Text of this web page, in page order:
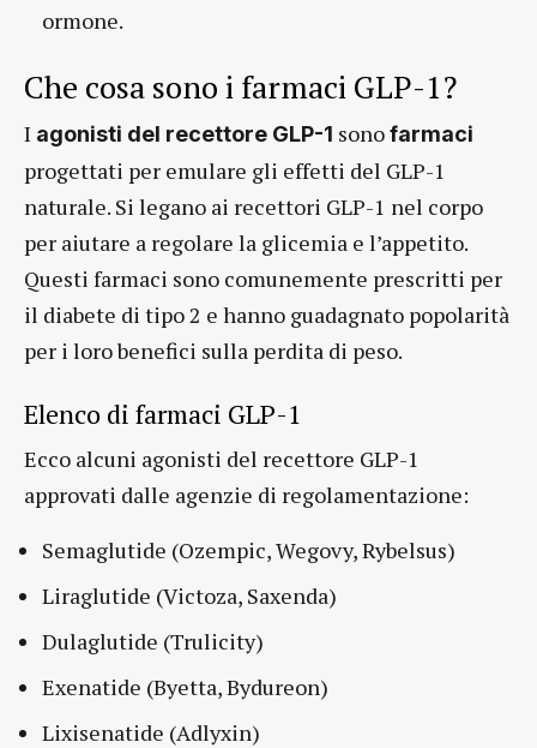
ormone.
Che cosa sono i farmaci GLP-1?
I agonisti del recettore GLP-1 sonofarmaci
progettati per emulare gli effetti del GLP-1
naturale. Si legano ai recettori GLP-1 nel corpo
per aiutare a regolare la glicemia e l’appetito.
Questi farmaci sono comunemente prescritti per
il diabete di tipo 2 e hanno guadagnato popolarità
per i loro benefici sulla perdita di peso.
Elenco di farmaci GLP-1
Ecco alcuni agonisti del recettore GLP-1
approvati dalle agenzie di regolamentazione:
Semaglutide (Ozempic, Wegovy, Rybelsus)
Liraglutide (Victoza, Saxenda)
Dulaglutide (Trulicity)
Exenatide (Byetta, Bydureon)
Lixisenatide (Adlyxin)